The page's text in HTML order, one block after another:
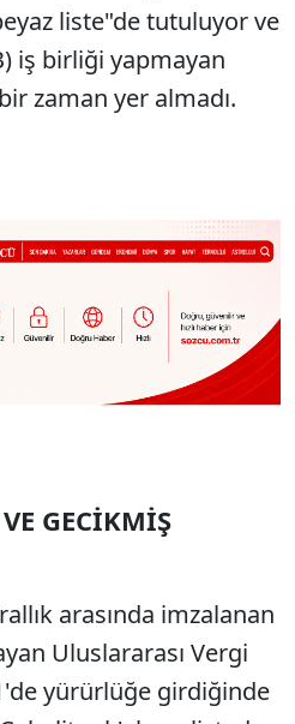
liste"de tutuluyor ve
iş birliği yapmayan
zaman yer almadı.
GECİKMİŞ
arasında imzalanan
Uluslararası Vergi
yürürlüğe girdiğinde